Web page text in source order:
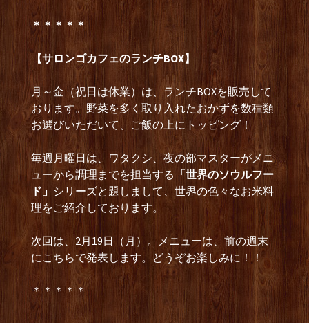
＊＊＊＊＊
【サロンゴカフェのランチBOX】
月～金（祝日は休業）は、ランチBOXを販売して
おります。野菜を多く取り入れたおかずを数種類
お選びいただいて、ご飯の上にトッピング！
毎週月曜日は、ワタクシ、夜の部マスターがメニ
ューから調理までを担当する 「世界のソウルフー
ド」 シリーズと題しまして、世界の色々なお米料
理をご紹介しております。
次回は、2月19日（月）。メニューは、前の週末
にこちらで発表します。どうぞお楽しみに！！
＊＊＊＊＊